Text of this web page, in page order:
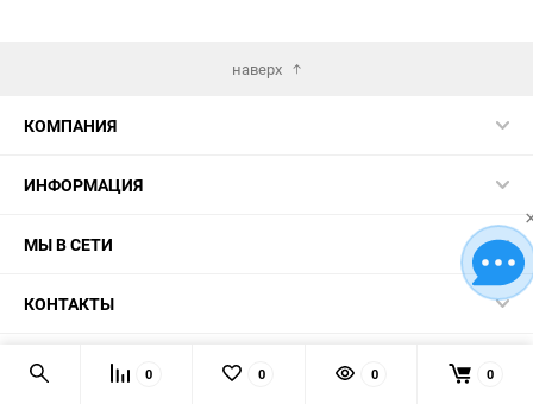
наверх
КОМПАНИЯ
ИНФОРМАЦИЯ
МЫ В СЕТИ
КОНТАКТЫ
© 2026 Картины по номерам - лучший выбор в Украине!
0 0 0 0